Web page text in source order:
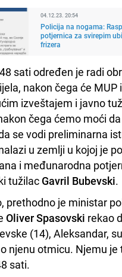
04.12.23. 20:54
Policija na nogama:
potjernica za svirepim
frizera
sati određen je radi
nakon čega će MUP
izveštajem i javno
čega ćemo moći
se vodi preliminarna
u zemlji u kojoj je
i međunarodna
tužilac Gavril Bubevski.
prethodno je ministar
Oliver Spasovski rekao
(14), Aleksandar,
njenu otmicu. Njemu
sati.